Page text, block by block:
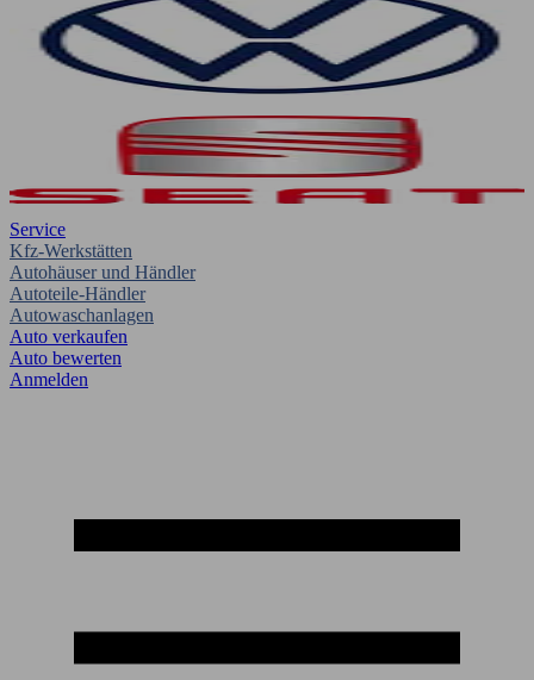
Service
Kfz-Werkstätten
Autohäuser und Händler
Autoteile-Händler
Autowaschanlagen
Auto verkaufen
Auto bewerten
Anmelden